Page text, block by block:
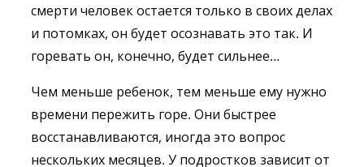
смерти человек остается только в своих делах
и потомках, он будет осознавать это так. И
горевать он, конечно, будет сильнее…
Чем меньше ребенок, тем меньше ему нужно
времени пережить горе. Они быстрее
восстанавливаются, иногда это вопрос
нескольких месяцев. У подростков зависит от